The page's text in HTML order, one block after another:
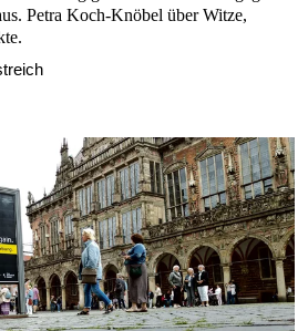
Petra Koch-Knöbel über Witze,